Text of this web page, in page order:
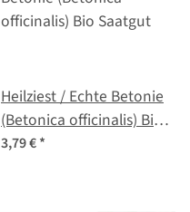
Heilziest / Echte Betonie
(Betonica officinalis) Bio
Saatgut
3,79 €*